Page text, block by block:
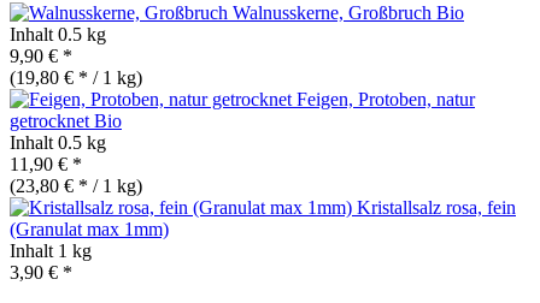
Walnusskerne, Großbruch Bio
Inhalt 0.5 kg
9,90 € *
(19,80 € * / 1 kg)
Feigen, Protoben, natur
getrocknet Bio
Inhalt 0.5 kg
11,90 € *
(23,80 € * / 1 kg)
Kristallsalz rosa, fein
(Granulat max 1mm)
Inhalt 1 kg
3,90 € *